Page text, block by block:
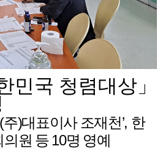
민국 청렴대상 」
(주)대표이사 조재천’, 한
의원 등10명 영예